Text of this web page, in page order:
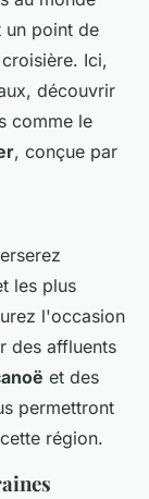
un point de
Ici,
découvrir
comme le
, conçue par
les plus
l'occasion
des affluents
et des
permettront
région.